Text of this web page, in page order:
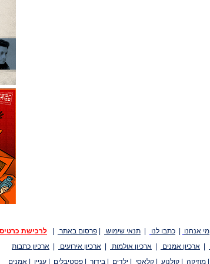
מי אנחנו כתבו לנו תנאי שימוש פרסום באתר
לרכישת
ארכיון אמנים ארכיון אולמות ארכיון אירועים
ארכיון כתבות
|מוזיקה |קולנוע |קלאסי ילדים |בידור |פסטיבלים |עניין |אמנים